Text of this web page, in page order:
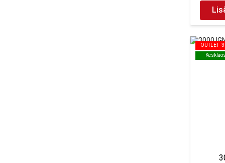
OUTLET -
Kesklaos
OUTLET -
Kesklaos